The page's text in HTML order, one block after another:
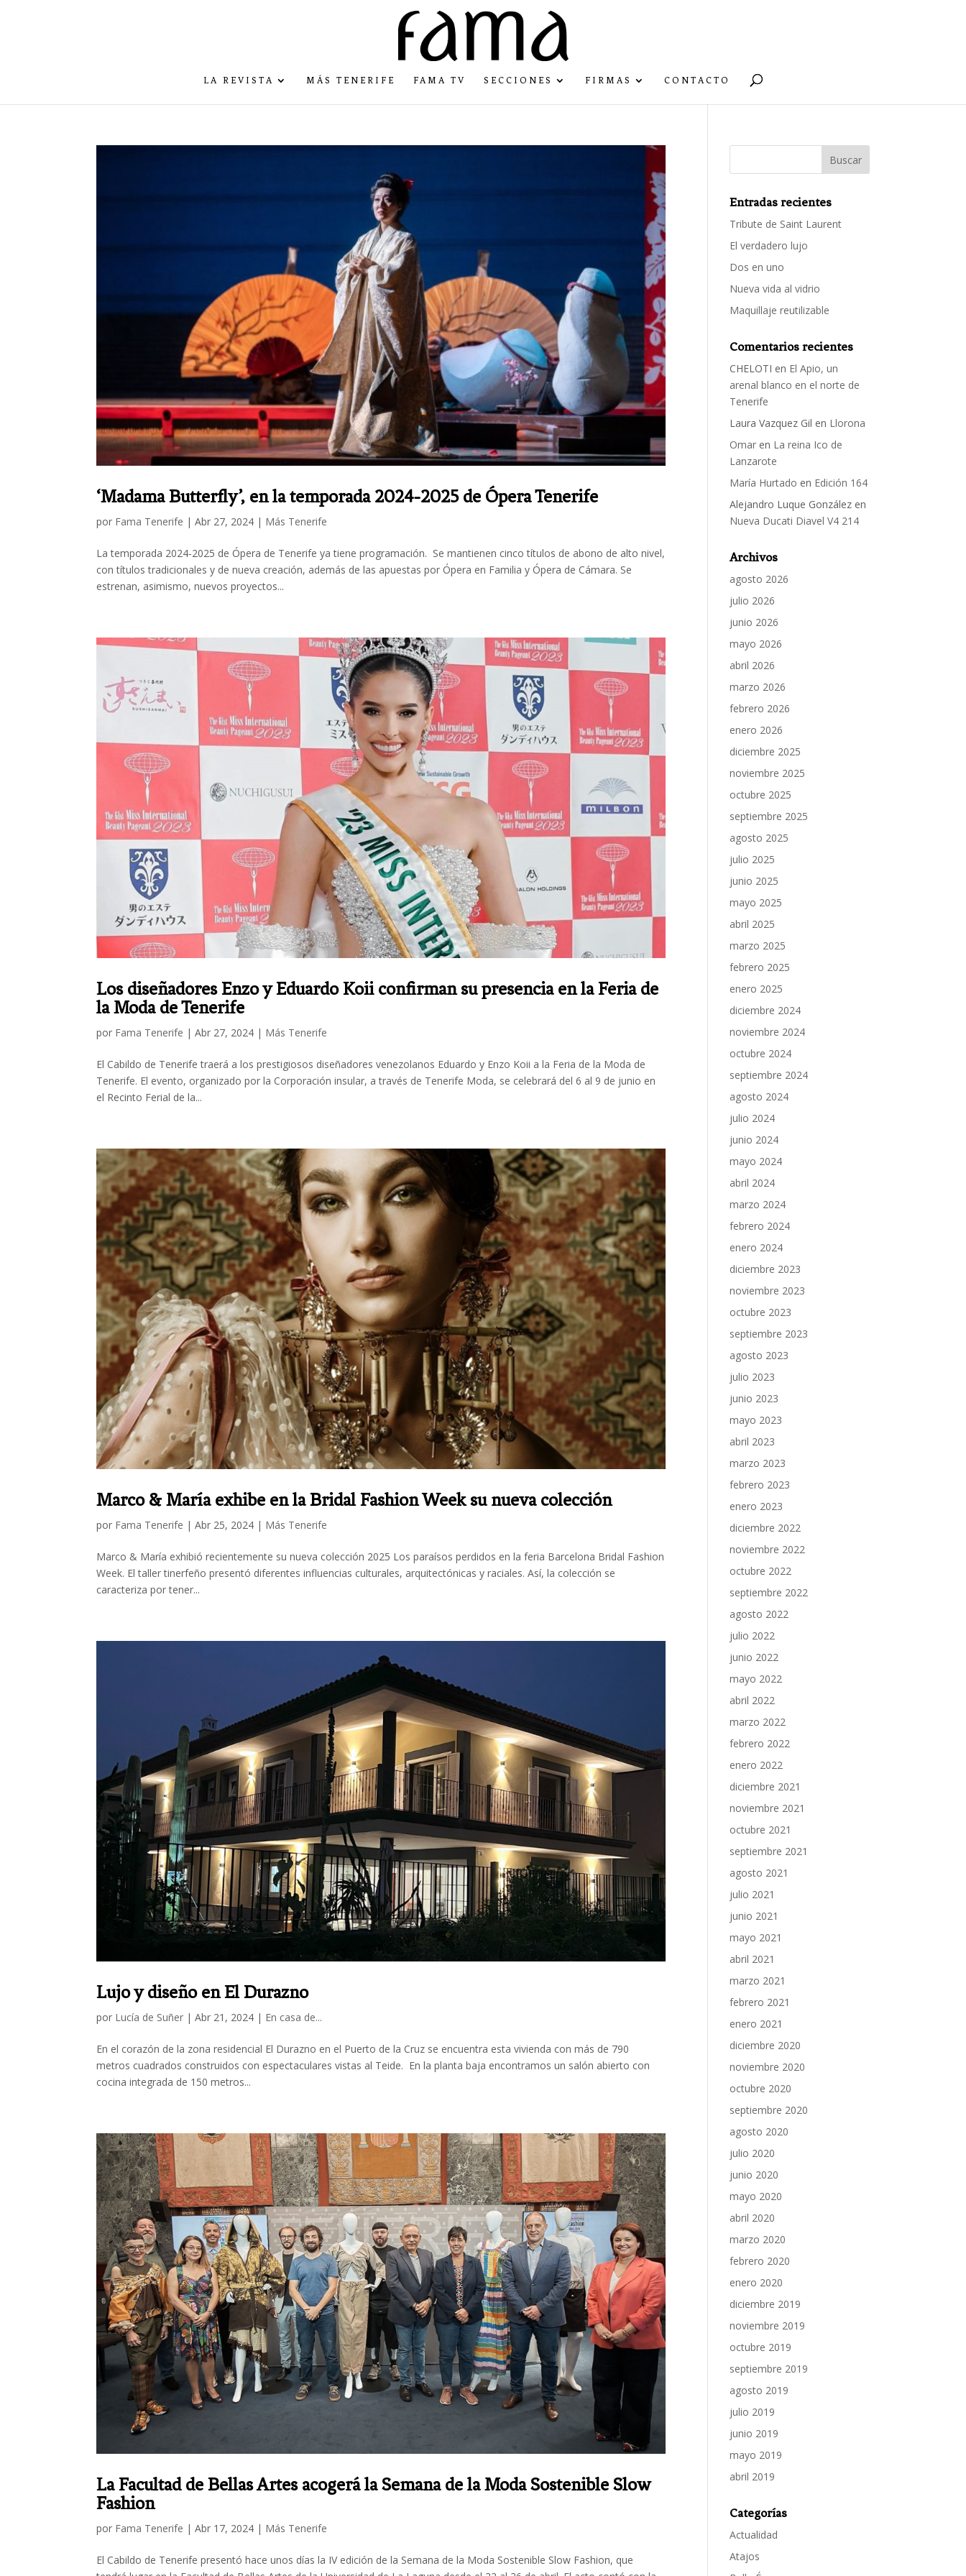
LA REVISTA MÁS TENERIFE FAMA TV SECCIONES FIRMAS CONTACTO
‘Madama Butterfly’, en la temporada 2024-2025 de Ópera Tenerife
por Fama Tenerife |Abr 27, 2024 | Más Tenerife
La temporada 2024-2025 de Ópera de Tenerife ya tiene programación. Se mantienen cinco títulos de abono de alto nivel,
con títulos tradicionales y de nueva creación, además de las apuestas por Ópera en Familia y Ópera de Cámara. Se
estrenan, asimismo, nuevos proyectos...
Los diseñadores Enzo y Eduardo Koii confirman su presencia en la Feria de
la Moda de Tenerife
por Fama Tenerife |Abr 27, 2024 | Más Tenerife
El Cabildo de Tenerife traerá a los prestigiosos diseñadores venezolanos Eduardo y Enzo Koii a la Feria de la Moda de
Tenerife. El evento, organizado por la Corporación insular, a través de Tenerife Moda, se celebrará del 6 al 9 de junio en
el Recinto Ferial de la...
Marco & María exhibe en la Bridal Fashion Week su nueva colección
por Fama Tenerife |Abr 25, 2024 | Más Tenerife
Marco & María exhibió recientemente su nueva colección 2025 Los paraísos perdidos en la feria Barcelona Bridal Fashion
Week. El taller tinerfeño presentó diferentes influencias culturales, arquitectónicas y raciales. Así, la colección se
caracteriza por tener...
Lujo y diseño en El Durazno
por Lucía de Suñer |Abr 21, 2024 | En casa de...
En el corazón de la zona residencial El Durazno en el Puerto de la Cruz se encuentra esta vivienda con más de 790
metros cuadrados construidos con espectaculares vistas al Teide. En la planta baja encontramos un salón abierto con
cocina integrada de 150 metros...
La Facultad de Bellas Artes acogerá la Semana de la Moda Sostenible Slow
Fashion
por Fama Tenerife |Abr 17, 2024 | Más Tenerife
El Cabildo de Tenerife presentó hace unos días la IV edición de la Semana de la Moda Sostenible Slow Fashion, que
Entradas recientes
Tribute de Saint Laurent
El verdadero lujo
Dos en uno
Nueva vida al vidrio
Maquillaje reutilizable
Comentarios recientes
CHELOTI en El Apio, un
arenal blanco en el norte de
Tenerife
Laura Vazquez Gil en Llorona
Omar en La reina Ico de
Lanzarote
María Hurtado en Edición 164
Alejandro Luque González en
Nueva Ducati Diavel V4 214
Archivos
agosto 2026
julio 2026
junio 2026
mayo 2026
abril 2026
marzo 2026
febrero 2026
enero 2026
diciembre 2025
noviembre 2025
octubre 2025
septiembre 2025
agosto 2025
julio 2025
junio 2025
mayo 2025
abril 2025
marzo 2025
febrero 2025
enero 2025
diciembre 2024
noviembre 2024
octubre 2024
septiembre 2024
agosto 2024
julio 2024
junio 2024
mayo 2024
abril 2024
marzo 2024
febrero 2024
enero 2024
diciembre 2023
noviembre 2023
octubre 2023
septiembre 2023
agosto 2023
julio 2023
junio 2023
mayo 2023
abril 2023
marzo 2023
febrero 2023
enero 2023
diciembre 2022
noviembre 2022
octubre 2022
septiembre 2022
agosto 2022
julio 2022
junio 2022
mayo 2022
abril 2022
marzo 2022
febrero 2022
enero 2022
diciembre 2021
noviembre 2021
octubre 2021
septiembre 2021
agosto 2021
julio 2021
junio 2021
mayo 2021
abril 2021
marzo 2021
febrero 2021
enero 2021
diciembre 2020
noviembre 2020
octubre 2020
septiembre 2020
agosto 2020
julio 2020
junio 2020
mayo 2020
abril 2020
marzo 2020
febrero 2020
enero 2020
diciembre 2019
noviembre 2019
octubre 2019
septiembre 2019
agosto 2019
julio 2019
junio 2019
mayo 2019
abril 2019
Categorías
Actualidad
Atajos